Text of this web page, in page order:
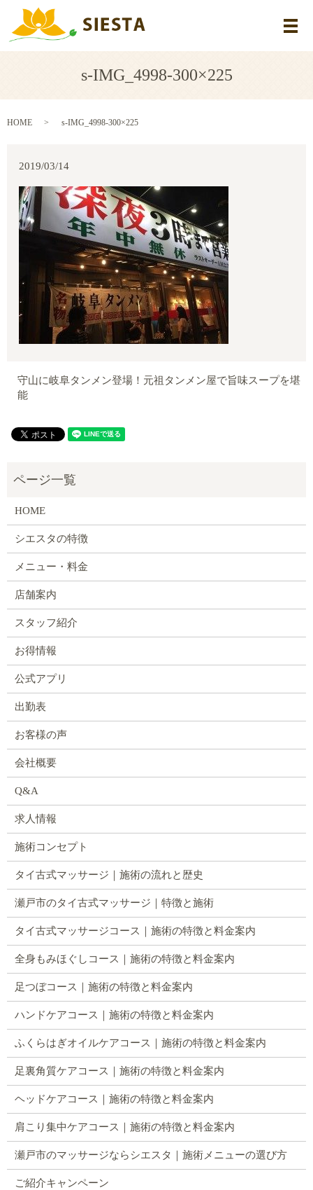
メ
s-IMG_4998-300×225
HOME s-IMG_4998-300×225
2019/03/14
守山に岐阜タンメン登場！元祖タンメン屋で旨味スープを堪
能
HOME
シエスタの特徴
メニュー・料金
店舗案内
スタッフ紹介
お得情報
公式アプリ
出勤表
お客様の声
会社概要
Q&A
求人情報
施術コンセプト
タイ古式マッサージ｜施術の流れと歴史
瀬戸市のタイ古式マッサージ｜特徴と施術
タイ古式マッサージコース｜施術の特徴と料金案内
全身もみほぐしコース｜施術の特徴と料金案内
足つぼコース｜施術の特徴と料金案内
ハンドケアコース｜施術の特徴と料金案内
ふくらはぎオイルケアコース｜施術の特徴と料金案内
足裏角質ケアコース｜施術の特徴と料金案内
ヘッドケアコース｜施術の特徴と料金案内
肩こり集中ケアコース｜施術の特徴と料金案内
瀬戸市のマッサージならシエスタ｜施術メニューの選び方
ご紹介キャンペーン